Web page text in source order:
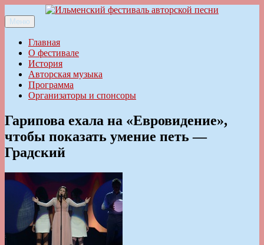
к
содержимому
Ильменский фестиваль авторской песни
Меню
Главная
О фестивале
История
Авторская музыка
Программа
Организаторы и спонсоры
Гарипова ехала на «Евровидение»,
чтобы показать умение петь —
Градский